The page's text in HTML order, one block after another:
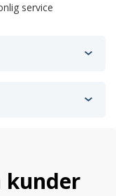
service
kunder